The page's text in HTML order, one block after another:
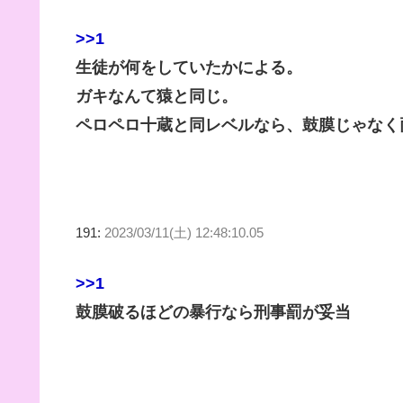
>>1
生徒が何をしていたかによる。
ガキなんて猿と同じ。
ペロペロ十蔵と同レベルなら、鼓膜じゃなく
191: 2023/03/11(土) 12:48:10.05
>>1
鼓膜破るほどの暴行なら刑事罰が妥当